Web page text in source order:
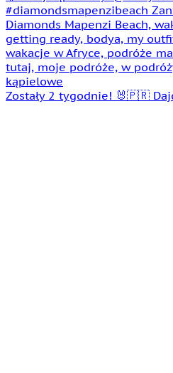
Zostały 2 tygodnie! 🐰🇵🇷